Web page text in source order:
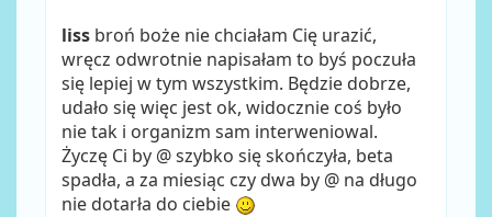
liss broń boże nie chciałam Cię urazić,
wręcz odwrotnie napisałam to byś poczuła
się lepiej w tym wszystkim. Będzie dobrze,
udało się więc jest ok, widocznie coś było
nie tak i organizm sam interweniowal.
Życzę Ci by @ szybko się skończyła, beta
spadła, a za miesiąc czy dwa by @ na długo
nie dotarła do ciebie